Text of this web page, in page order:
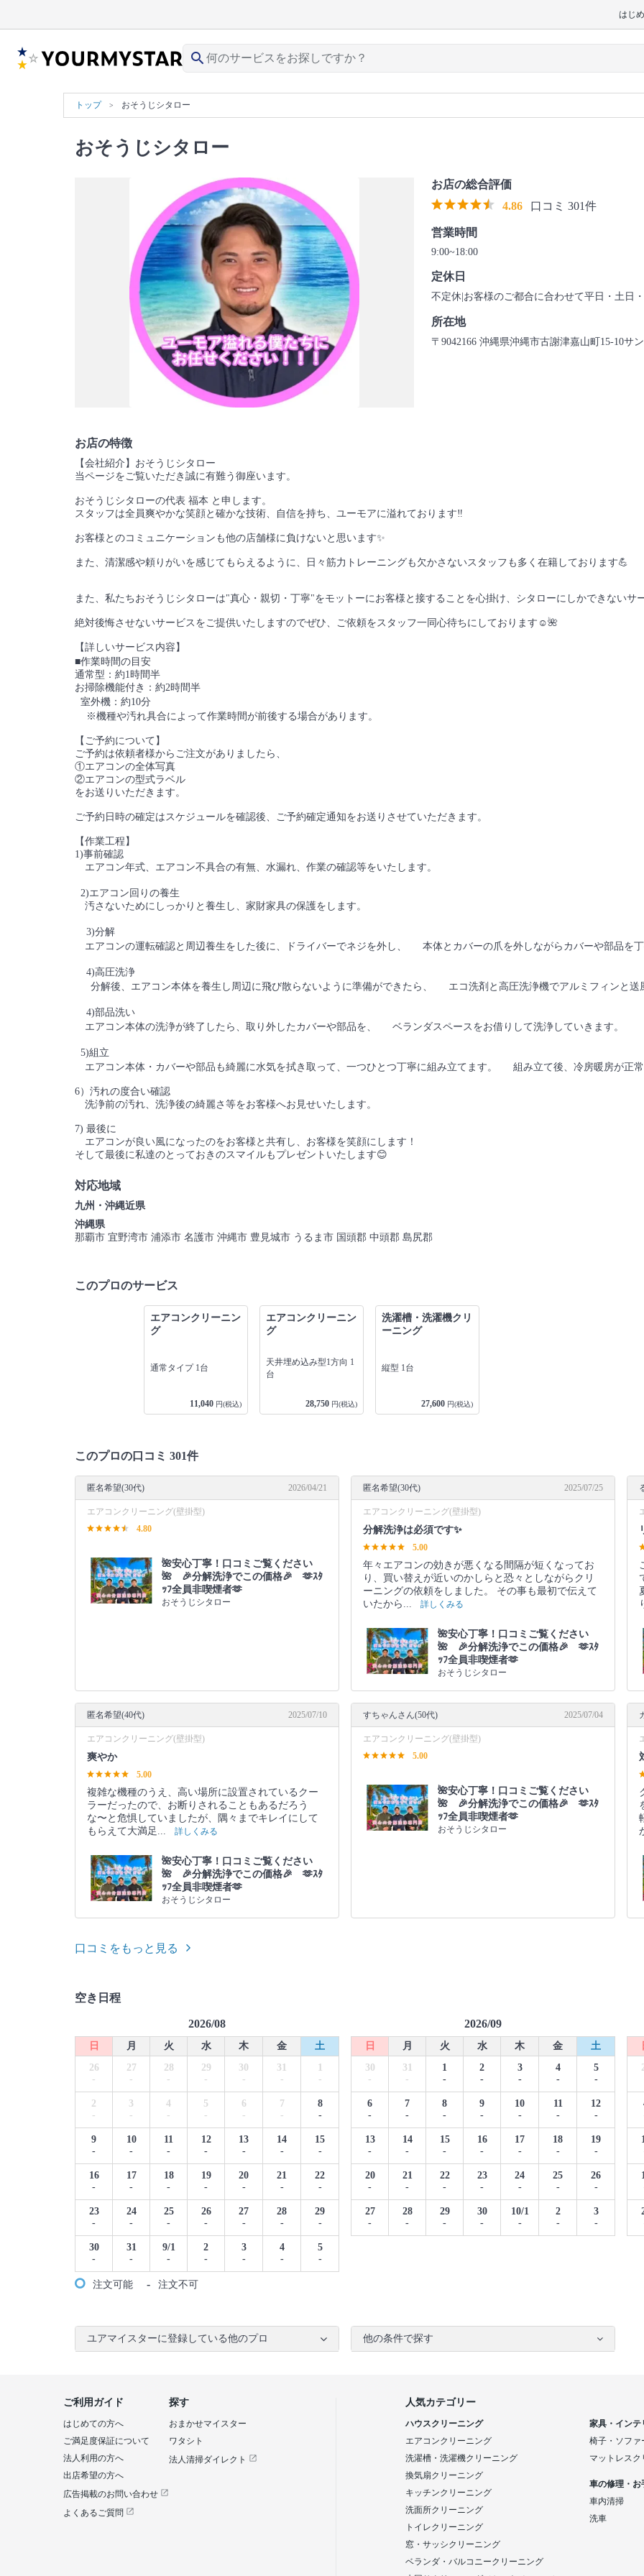
はじ
search
トップ おそうじシタロー
おそうじシタロー
お店の総合評価
4.86
口コミ 301件
営業時間
9:00~18:00
定休日
不定休|お客様のご都合に合わせて平日・土日
所在地
〒9042166 沖縄県沖縄市古謝津嘉山町15-10サ
お店の特徴
【会社紹介】おそうじシタロー
当ページをご覧いただき誠に有難う御座います。
おそうじシタローの代表 福本 と申します。
スタッフは全員爽やかな笑顔と確かな技術、自信を持ち、ユーモアに溢れております‼︎
お客様とのコミュニケーションも他の店舗様に負けないと思います✨
また、清潔感や頼りがいを感じてもらえるように、日々筋力トレーニングも欠かさないスタッフも多く在籍しております💪
また、私たちおそうじシタローは"真心・親切・丁寧"をモットーにお客様と接することを心掛け、シタローにしかできないサ
絶対後悔させないサービスをご提供いたしますのでぜひ、ご依頼をスタッフ一同心待ちにしております☺️🌺
【詳しいサービス内容】
■作業時間の目安
通常型：約1時間半
お掃除機能付き：約2時間半
室外機：約10分
※機種や汚れ具合によって作業時間が前後する場合があります。
【ご予約について】
ご予約は依頼者様からご注文がありましたら、
①エアコンの全体写真
②エアコンの型式ラベル
をお送りいただきます。
ご予約日時の確定はスケジュールを確認後、ご予約確定通知をお送りさせていただきます。
【作業工程】
1)事前確認
エアコン年式、エアコン不具合の有無、水漏れ、作業の確認等をいたします。
2)エアコン回りの養生
汚さないためにしっかりと養生し、家財家具の保護をします。
3)分解
エアコンの運転確認と周辺養生をした後に、ドライバーでネジを外し、 本体とカバーの爪を外しながらカバーや部品を丁
4)高圧洗浄
分解後、エアコン本体を養生し周辺に飛び散らないように準備ができたら、 エコ洗剤と高圧洗浄機でアルミフィンと送
4)部品洗い
エアコン本体の洗浄が終了したら、取り外したカバーや部品を、 ベランダスペースをお借りして洗浄していきます。
5)組立
エアコン本体・カバーや部品も綺麗に水気を拭き取って、一つひとつ丁寧に組み立てます。 組み立て後、冷房暖房が正常
6）汚れの度合い確認
洗浄前の汚れ、洗浄後の綺麗さ等をお客様へお見せいたします。
7) 最後に
エアコンが良い風になったのをお客様と共有し、お客様を笑顔にします！
そして最後に私達のとっておきのスマイルもプレゼントいたします😊
対応地域
九州・沖縄近県
沖縄県
那覇市 宜野湾市 浦添市 名護市 沖縄市 豊見城市 うるま市 国頭郡 中頭郡 島尻郡
このプロのサービス
エアコンクリーニン
グ
通常タイプ 1台
11,040 円(税込)
エアコンクリーニン
グ
天井埋め込み型1方向 1
台
28,750 円(税込)
洗濯槽・洗濯機クリ
ーニング
縦型 1台
27,600 円(税込)
このプロの口コミ 301件
匿名希望(30代) 2026/04/21
エアコンクリーニング(壁掛型)
4.80
🌺安心丁寧！口コミご覧ください
🌺 🎉分解洗浄でこの価格🎉 🫶ｽﾀ
ｯﾌ全員非喫煙者🫶
おそうじシタロー
匿名希望(30代) 2025/07/25
エアコンクリーニング(壁掛型)
分解洗浄は必須です✨
5.00
年々エアコンの効きが悪くなる間隔が短くなってお
り、買い替えが近いのかしらと恐々としながらクリ
ーニングの依頼をしました。 その事も最初で伝えて
いたから...
詳しくみる
🌺安心丁寧！口コミご覧ください
🌺 🎉分解洗浄でこの価格🎉 🫶ｽﾀ
ｯﾌ全員非喫煙者🫶
おそうじシタロー
匿名希望(40代) 2025/07/10
エアコンクリーニング(壁掛型)
爽やか
5.00
複雑な機種のうえ、高い場所に設置されているクー
ラーだったので、お断りされることもあるだろう
な〜と危惧していましたが、隅々までキレイにして
もらえて大満足...
詳しくみる
🌺安心丁寧！口コミご覧ください
🌺 🎉分解洗浄でこの価格🎉 🫶ｽﾀ
ｯﾌ全員非喫煙者🫶
おそうじシタロー
すちゃんさん(50代) 2025/07/04
エアコンクリーニング(壁掛型)
5.00
🌺安心丁寧！口コミご覧ください
🌺 🎉分解洗浄でこの価格🎉 🫶ｽﾀ
ｯﾌ全員非喫煙者🫶
おそうじシタロー
口コミをもっと見る
空き日程
2026/08
日 月 火 水 木 金
土
26
-
27
-
28
-
29
-
30
-
31
-
1
-
2
-
3
-
4
-
5
-
6
-
7
-
8
-
9
-
10
-
11
-
12
-
13
-
14
-
15
-
16
-
17
-
18
-
19
-
20
-
21
-
22
-
23
-
24
-
25
-
26
-
27
-
28
-
29
-
30
-
31
-
9/1
-
2
-
3
-
4
-
5
-
2026/09
日 月 火 水 木 金
土
30
-
31
-
1
-
2
-
3
-
4
-
5
-
6
-
7
-
8
-
9
-
10
-
11
-
12
-
13
-
14
-
15
-
16
-
17
-
18
-
19
-
20
-
21
-
22
-
23
-
24
-
25
-
26
-
27
-
28
-
29
-
30
-
10/1
-
2
-
3
-
注文可能 - 注文不可
ユアマイスターに登録している他のプロ 他の条件で探す
探す
おまかせマイスター
ワタシト
法人清掃ダイレクト
ご利用ガイド
はじめての方へ
ご満足度保証について
法人利用の方へ
出店希望の方へ
広告掲載のお問い合わせ
よくあるご質問
人気カテゴリー
ハウスクリーニング
エアコンクリーニング
洗濯槽・洗濯機クリーニング
換気扇クリーニング
キッチンクリーニング
洗面所クリーニング
トイレクリーニング
窓・サッシクリーニング
ベランダ・バルコニークリーニング
家具・インテ
椅子・ソファ
マットレスク
車の修理・お
車内清掃
洗車